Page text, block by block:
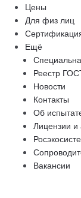
Цены
Для физ лиц
Ещё
Реестр
Новости
Контакты
Об
Лицензии и
Вакансии